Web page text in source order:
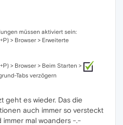
müssen aktiviert sein:
> Browser > Erweiterte
> Browser > Beim Starten >
Tabs verzögern
geht es wieder. Das die
auch immer so versteckt
immer mal woanders -.-